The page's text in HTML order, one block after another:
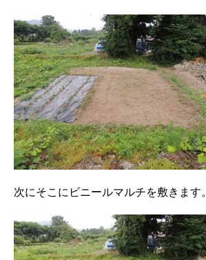
次にそこにビニールマルチを敷きます。